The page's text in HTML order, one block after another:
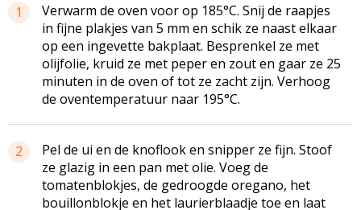
1
Verwarm de oven voor op 185°C. Snij de raapjes
in fijne plakjes van 5 mm en schik ze naast elkaar
op een ingevette bakplaat. Besprenkel ze met
olijfolie, kruid ze met peper en zout en gaar ze 25
minuten in de oven of tot ze zacht zijn. Verhoog
de oventemperatuur naar 195°C.
2
Pel de ui en de knoflook en snipper ze fijn. Stoof
ze glazig in een pan met olie. Voeg de
tomatenblokjes, de gedroogde oregano, het
bouillonblokje en het laurierblaadje toe en laat